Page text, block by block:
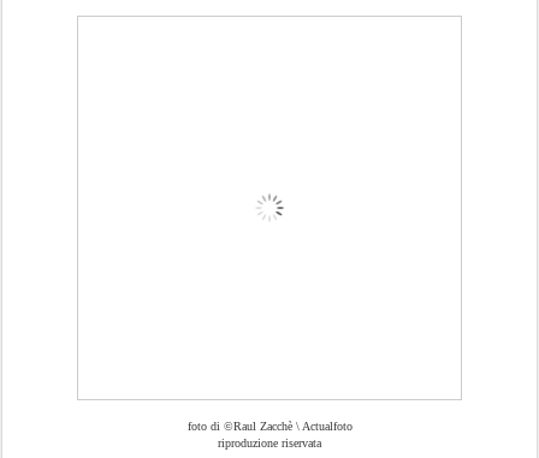
foto di ©️Raul Zacchè \ Actualfoto
riproduzione riservata